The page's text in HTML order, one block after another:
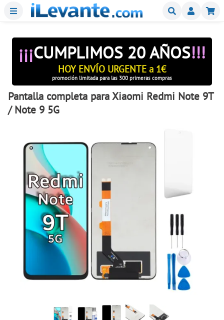
Menu Buscar
¡¡¡CUMPLIMOS 20 AÑOS!!!
HOY ENVÍO URGENTE a 1€
promoción limitada para las 300 primeras compras
Pantalla completa para Xiaomi Redmi Note 9T
/ Note 9 5G